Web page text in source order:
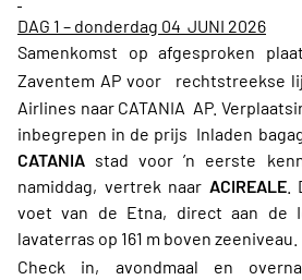
DAG 1 – donderdag 04 JUNI 2026
Samenkomst op afgesproken
Zaventem AP voor
rechtstreekse
Airlines naar CATANIA AP.
inbegrepen in de prijs Inladen
CATANIA stad voor ’n eerste
namiddag, vertrek naar ACIREALE.
voet van de Etna, direct aan de
lavaterras op 161 m boven zeeniveau.
Check in, avondmaal en